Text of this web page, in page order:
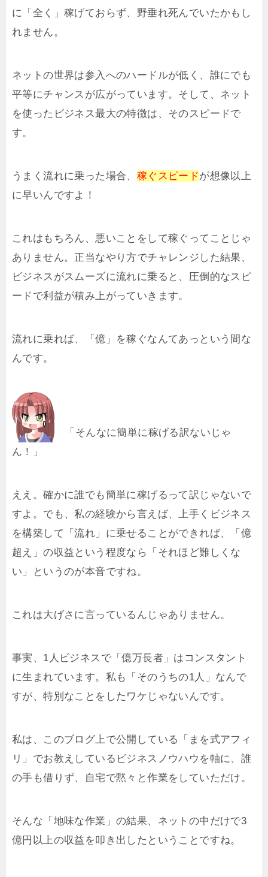
に「全く」稼げておらず、野垂れ死んでいたかもし
れません。
ネットの世界は参入へのハードルが低く、誰にでも
平等にチャンスが広がっています。そして、ネット
を使ったビジネス最大の特徴は、そのスピードで
す。
うまく流れに乗った場合、 稼ぐスピードが想像以上
に早いんですよ！
これはもちろん、悪いことをして稼ぐってことじゃ
ありません。正当なやり方でチャレンジした結果、
ビジネスがスムーズに流れに乗ると、圧倒的なスピ
ードで利益が積み上がっていきます。
流れに乗れば、「億」を稼ぐなんてあっという間な
んです。
「そんなに簡単に稼げる訳ないじゃ
ん！」
ええ。確かに誰でも簡単に稼げるって訳じゃないで
すよ。でも、私の経験から言えば、上手くビジネス
を構築して「流れ」に乗せることができれば、「億
超え」の収益という程度なら「それほど難しくな
い」というのが本音ですね。
これは大げさに言っているんじゃありません。
事実、1人ビジネスで「億万長者」はコンスタント
に生まれています。私も「そのうちの1人」なんで
すが、特別なことをしたワケじゃないんです。
私は、このブログ上で公開している「まを式アフィ
リ」でお教えしているビジネスノウハウを軸に、誰
の手も借りず、自宅で黙々と作業をしていただけ。
そんな「地味な作業」の結果、ネットの中だけで3
億円以上の収益を叩き出したということですね。